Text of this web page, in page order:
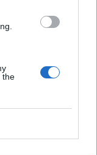
the
έως τις
35%
επιβάλλεται